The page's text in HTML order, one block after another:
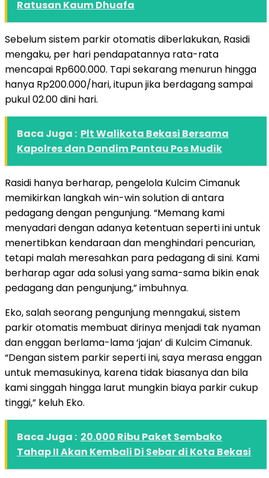
Ratusan Kaum Dhuafa
Sebelum sistem parkir otomatis diberlakukan, Rasidi
mengaku, per hari pendapatannya rata-rata
mencapai Rp600.000. Tapi sekarang menurun hingga
hanya Rp200.000/hari, itupun jika berdagang sampai
pukul 02.00 dini hari.
Baca Juga : Plt Walikota Bekasi Bersama
Kapolres dan Dandim Pantau Pos Mudik
Rasidi hanya berharap, pengelola Kulcim Cimanuk
memikirkan langkah win-win solution di antara
pedagang dengan pengunjung. “Memang kami
menyadari dengan adanya ketentuan seperti ini untuk
menertibkan kendaraan dan menghindari pencurian,
tetapi malah meresahkan para pedagang di sini. Kami
berharap agar ada solusi yang sama-sama bikin enak
pedagang dan pengunjung,” imbuhnya.
Eko, salah seorang pengunjung menngakui, sistem
parkir otomatis membuat dirinya menjadi tak nyaman
dan enggan berlama-lama ‘jajan’ di Kulcim Cimanuk.
“Dengan sistem parkir seperti ini, saya merasa enggan
untuk memasukinya, karena tidak biasanya dan bila
kami singgah hingga larut mungkin biaya parkir cukup
tinggi,” keluh Eko.
Baca Juga : 20.000 Ribu Paket Sembako
Tahap II Akan Kembali Di Sebar di Kota Bekasi